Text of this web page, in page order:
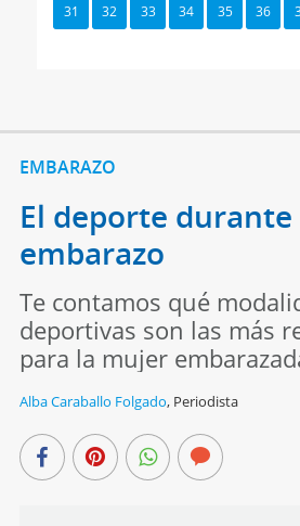
31 32 33 34 35 36
EMBARAZO
El deporte durante
embarazo
Te contamos qué
deportivas son las más
para la mujer
Alba Caraballo Folgado, Periodista